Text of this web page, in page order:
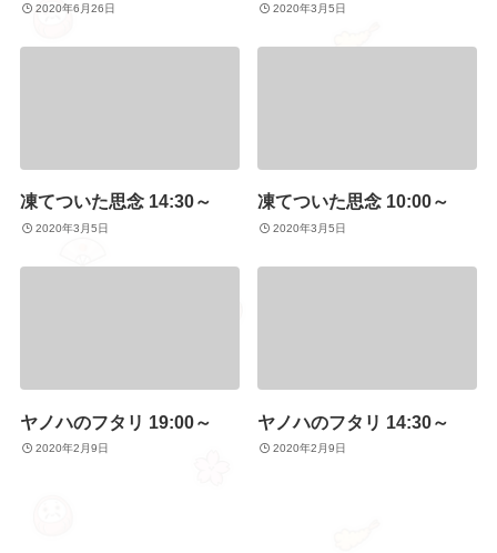
2020年6月26日 2020年3月5日
凍てついた思念 14:30～
2020年3月5日
凍てついた思念 10:00～
2020年3月5日
ヤノハのフタリ 19:00～
2020年2月9日
ヤノハのフタリ 14:30～
2020年2月9日